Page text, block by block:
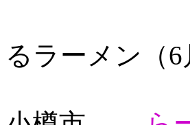
銀水・お
るラーメン（